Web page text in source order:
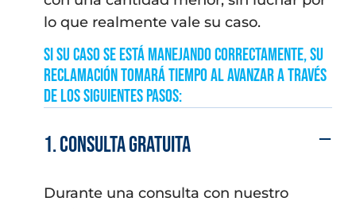
lo que realmente vale su caso.
Si su caso se está manejando correctamente, su
reclamación tomará tiempo al avanzar a través
de los siguientes pasos:
1. Consulta Gratuita
Durante una consulta con nuestro